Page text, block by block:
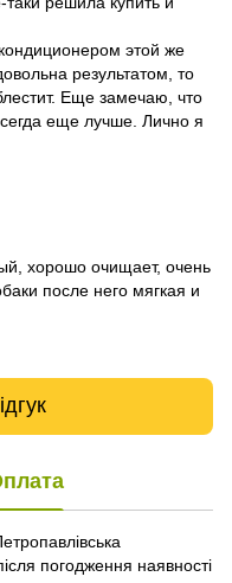
этой же
результатом, то
Еще замечаю, что
еще лучше. Лично я
хорошо очищает, очень
после него мягкая и
погодження наявності